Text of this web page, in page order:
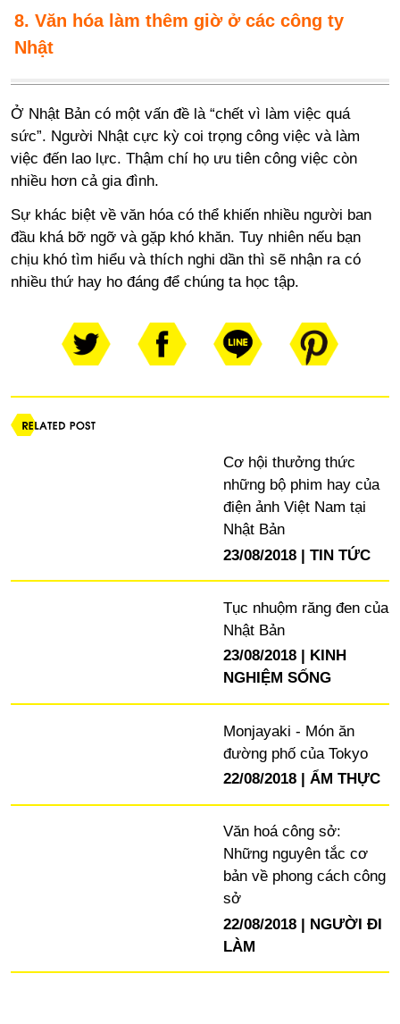
8. Văn hóa làm thêm giờ ở các công ty
Nhật
Ở Nhật Bản có một vấn đề là “chết vì làm việc quá
sức”. Người Nhật cực kỳ coi trọng công việc và làm
việc đến lao lực. Thậm chí họ ưu tiên công việc còn
nhiều hơn cả gia đình.
Sự khác biệt về văn hóa có thể khiến nhiều người ban
đầu khá bỡ ngỡ và gặp khó khăn. Tuy nhiên nếu bạn
chịu khó tìm hiểu và thích nghi dần thì sẽ nhận ra có
nhiều thứ hay ho đáng để chúng ta học tập.
Cơ hội thưởng thức
những bộ phim hay của
điện ảnh Việt Nam tại
Nhật Bản
23/08/2018
TIN TỨC
Tục nhuộm răng đen của
Nhật Bản
23/08/2018
KINH
NGHIỆM SỐNG
Monjayaki - Món ăn
đường phố của Tokyo
22/08/2018
ẨM THỰC
Văn hoá công sở:
Những nguyên tắc cơ
bản về phong cách công
sở
22/08/2018
NGƯỜI ĐI
LÀM